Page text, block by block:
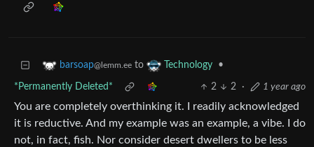
barsoap@lemm.ee to Technology •
*Permanently Deleted* 2 2 · 1 year ago
You are completely overthinking it. I readily acknowledged
it is reductive. And my example was an example, a vibe. I do
not, in fact, fish. Nor consider desert dwellers to be less